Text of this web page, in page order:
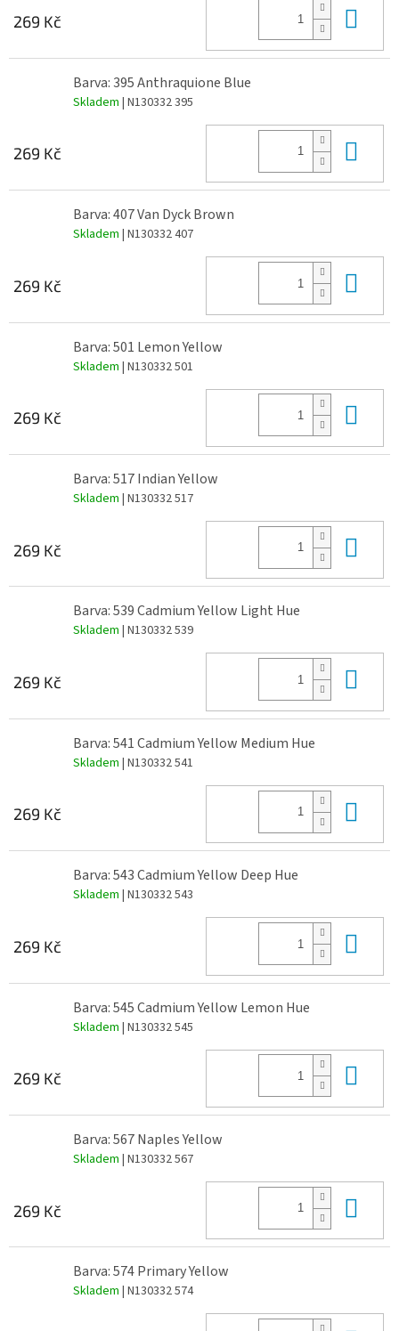
269 Kč
Barva: 395 Anthraquione Blue
Skladem | N130332 395
269 Kč
Barva: 407 Van Dyck Brown
Skladem | N130332 407
269 Kč
Barva: 501 Lemon Yellow
Skladem | N130332 501
269 Kč
Barva: 517 Indian Yellow
Skladem | N130332 517
269 Kč
Barva: 539 Cadmium Yellow Light Hue
Skladem | N130332 539
269 Kč
Barva: 541 Cadmium Yellow Medium Hue
Skladem | N130332 541
269 Kč
Barva: 543 Cadmium Yellow Deep Hue
Skladem | N130332 543
269 Kč
Barva: 545 Cadmium Yellow Lemon Hue
Skladem | N130332 545
269 Kč
Barva: 567 Naples Yellow
Skladem | N130332 567
269 Kč
Barva: 574 Primary Yellow
Skladem | N130332 574